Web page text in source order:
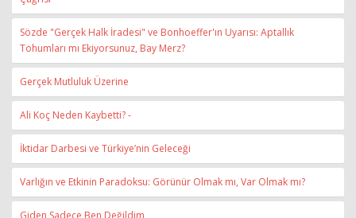
Sözde "Gerçek Halk İradesi" ve Bonhoeffer'ın Uyarısı: Aptallık
Tohumları mı Ekiyorsunuz, Bay Merz?
Gerçek Mutluluk Üzerine
Ali Koç Neden Kaybetti? -
İktidar Darbesi ve Türkiye’nin Geleceği
Varlığın ve Etkinin Paradoksu: Görünür Olmak mı, Var Olmak mı?
Giden Sadece Ben Değildim